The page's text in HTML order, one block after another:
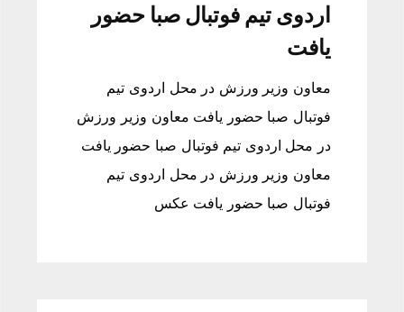
اردوی تیم فوتبال صبا حضور
یافت
معاون وزیر ورزش در محل اردوی تیم
فوتبال صبا حضور یافت معاون وزیر ورزش
در محل اردوی تیم فوتبال صبا حضور یافت
معاون وزیر ورزش در محل اردوی تیم
فوتبال صبا حضور یافت عکس